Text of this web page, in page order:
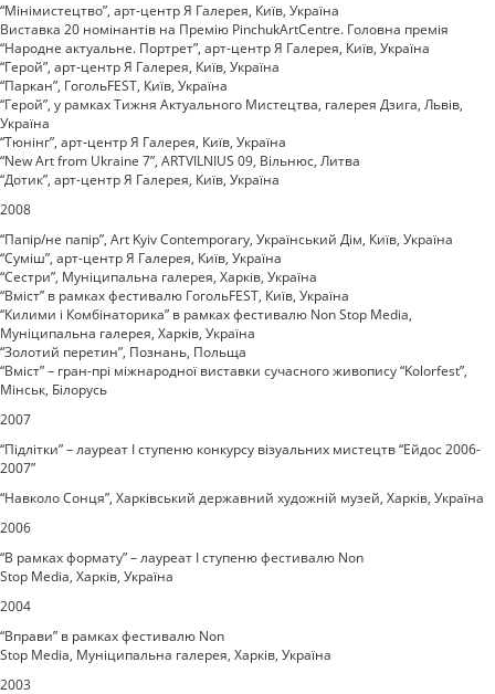
“Мінімистецтво”, арт-центр Я Галерея, Київ, Україна
Виставка 20 номінантів на Премію PinchukArtCentre. Головна премія
“Народне актуальне. Портрет”, арт-центр Я Галерея, Київ, Україна
“Герой”, арт-центр Я Галерея, Київ, Україна
“Паркан”, ГогольFEST, Київ, Україна
“Герой”, у рамках Тижня Актуального Мистецтва, галерея Дзига, Львів,
Україна
“Тюнінг”, арт-центр Я Галерея, Київ, Україна
“New Art from Ukraine 7”, ARTVILNIUS 09, Вільнюс, Литва
“Дотик”, арт-центр Я Галерея, Київ, Україна
2008
“Папір/не папір”, Art Kyiv Contemporary, Український Дім, Київ, Україна
“Суміш”, арт-центр Я Галерея, Київ, Україна
“Сестри”, Муніципальна галерея, Харків, Україна
“Вміст” в рамках фестивалю ГогольFEST, Київ, Україна
“Килими і Комбінаторика” в рамках фестивалю Non Stop Media,
Муніципальна галерея, Харків, Україна
“Золотий перетин”, Познань, Польща
“Вміст” – гран-прі міжнародної виставки сучасного живопису “Kolorfеst”,
Мінськ, Білорусь
2007
“Підлітки” – лауреат І ступеню конкурсу візуальних мистецтв “Ейдос 2006-
2007”
“Навколо Сонця”, Харківський державний художній музей, Харків, Україна
2006
“В рамках формату” – лауреат І ступеню фестивалю Non
Stop Media, Харків, Україна
2004
“Вправи” в рамках фестивалю Non
Stop Media, Муніципальна галерея, Харків, Україна
2003